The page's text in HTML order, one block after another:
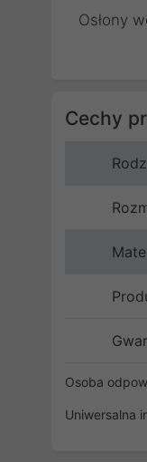
Osłony
Cechy
Osoba
Uniwersalna